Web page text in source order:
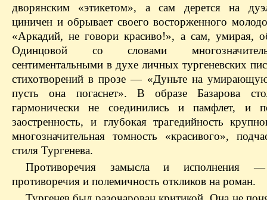
дворянским «этикетом», а сам дерется на
циничен и обрывает своего восторженного
«Аркадий, не говори красиво!», а сам, умирая,
Одинцовой со словами
сентиментальными в духе личных тургеневских
стихотворений в прозе — «Дуньте на
пусть она погаснет». В образе Базарова
гармонически не соединились и памфлет, и
заостренность, и глубокая трагедийность
многозначительная томность «красивого»,
стиля Тургенева.
Противоречия замысла и исполнения
противоречия и полемичность откликов на роман.